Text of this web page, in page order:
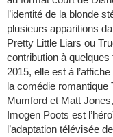
l’identité de la blonde
plusieurs apparitions
Pretty Little Liars ou
contribution à
2015, elle est à
la comédie romantique
Mumford et Matt
Imogen Poots est
l’adaptation télévisée